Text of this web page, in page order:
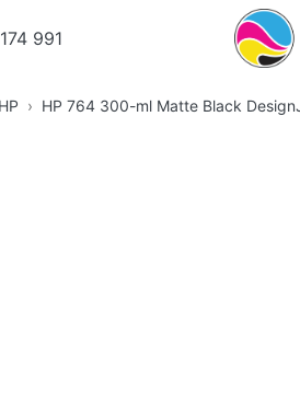
991
HP HP 764 300-ml Matte Black